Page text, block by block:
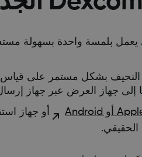
يعمل بلمسة واحدة بسهولة
بشكل مستمر على قياس
إلى جهاز العرض عبر جهاز
أو جهاز